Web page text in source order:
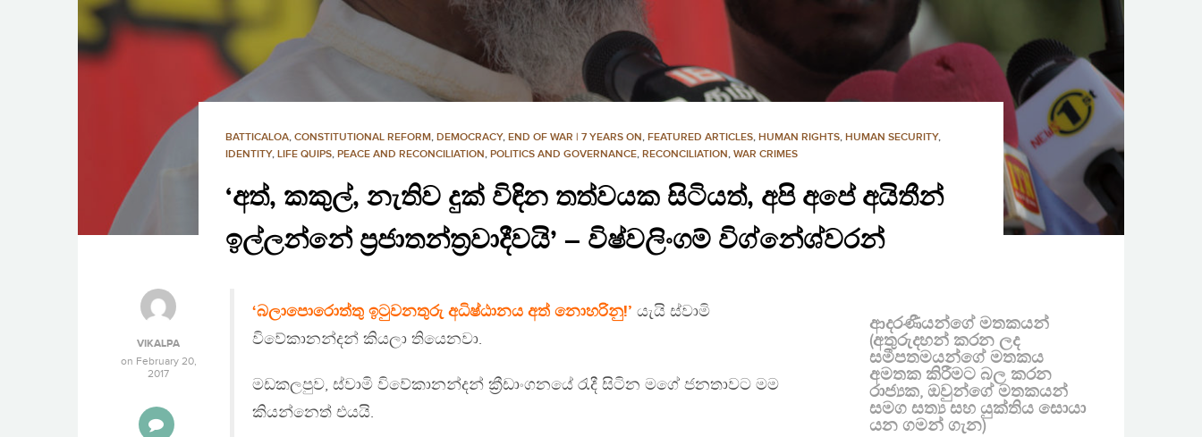
BATTICALOA, CONSTITUTIONAL REFORM, DEMOCRACY, END OF WAR | 7 YEARS ON, FEATURED ARTICLES, HUMAN RIGHTS, HUMAN SECURITY,
IDENTITY, LIFE QUIPS, PEACE AND RECONCILIATION, POLITICS AND GOVERNANCE, RECONCILIATION, WAR CRIMES
‘අත්, කකුල්, නැතිව දුක් විඳින තත්වයක සිටියත්, අපි අපේ අයිතීන්
ඉල්ලන්නේ ප්‍රජාතන්ත්‍රවාදීවයි’ – විෂ්වලිංගම් විග්නේශ්වරන්
VIKALPA
on February 20,
2017
‘බලාපොරොත්තු ඉටුවනතුරු අධිෂ්ඨානය අත් නොහරිනු!’ යැයි ස්වාමි
විවේකානන්දන් කියලා තියෙනවා.
මඩකලපුව, ස්වාමි විවේකානන්දන් ක්‍රීඩාංගනයේ රැදී සිටින මගේ ජනතාවට මම
කියන්නෙත් එයයි.
ආදරණීයන්ගේ මතකයන්
(අතුරුදහන් කරන ලද
සමීපතමයන්ගේ මතකය
අමතක කිරීමට බල කරන
රාජ්‍යක, ඔවුන්ගේ මතකයන්
සමග සත්‍ය සහ යුක්තිය සොයා
යන ගමන් ගැන)